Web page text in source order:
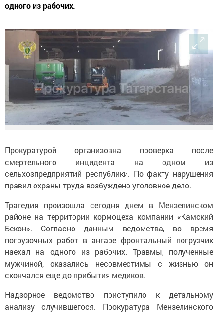
одного из рабочих.
Прокуратурой организовна проверка после
смертельного инцидента на одном из
сельхозпредприятий республики. По факту нарушения
правил охраны труда возбуждено уголовное дело.
Трагедия произошла сегодня днем в Мензелинском
районе на территории кормоцеха компании «Камский
Бекон». Согласно данным ведомства, во время
погрузочных работ в ангаре фронтальный погрузчик
наехал на одного из рабочих. Травмы, полученные
мужчиной, оказались несовместимы с жизнью он
скончался еще до прибытия медиков.
Надзорное ведомство приступило к детальному
анализу случившегося. Прокуратура Мензелинского